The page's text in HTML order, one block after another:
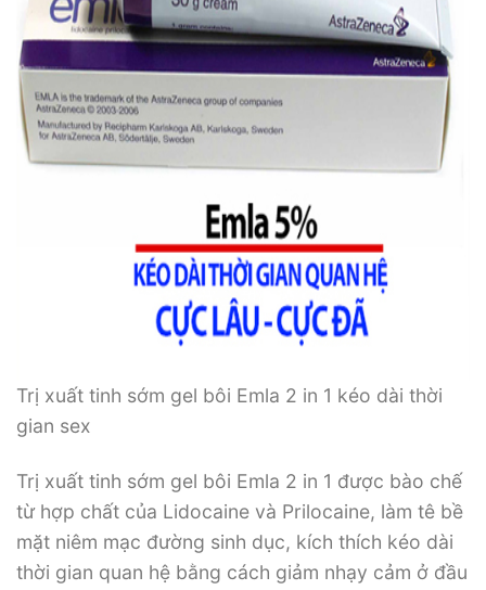
Trị xuất tinh sớm gel bôi Emla 2 in 1 kéo dài thời
gian sex
Trị xuất tinh sớm gel bôi Emla 2 in 1 được bào chế
từ hợp chất của Lidocaine và Prilocaine, làm tê bề
mặt niêm mạc đường sinh dục, kích thích kéo dài
thời gian quan hệ bằng cách giảm nhạy cảm ở đầu